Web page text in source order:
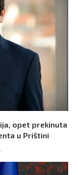
opet prekinuta
u Prištini